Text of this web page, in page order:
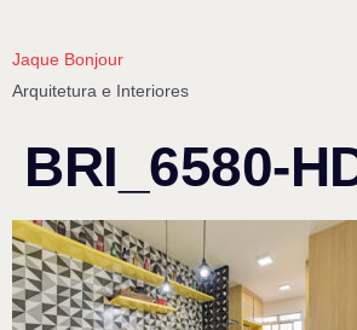
Jaque Bonjour
Arquitetura e Interiores
BRI_6580-